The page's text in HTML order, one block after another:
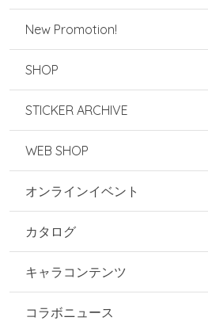
New Promotion!
SHOP
STICKER ARCHIVE
WEB SHOP
オンラインイベント
カタログ
キャラコンテンツ
コラボニュース